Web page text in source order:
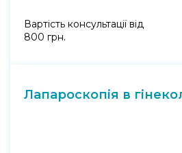
Вартість консультації від
800 грн.
Лапароскопія в